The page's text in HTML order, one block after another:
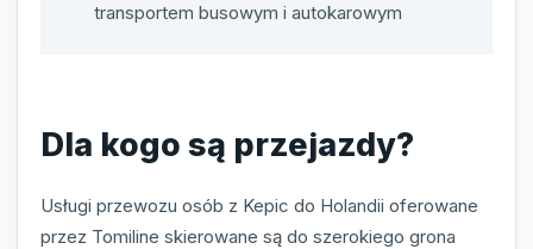
transportem busowym i autokarowym
Dla kogo są przejazdy?
Usługi przewozu osób z Kepic do Holandii oferowane
przez Tomiline skierowane są do szerokiego grona